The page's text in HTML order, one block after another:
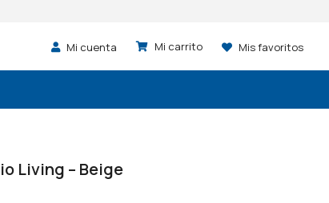
Mi cuenta Mis favoritos
Living – Beige